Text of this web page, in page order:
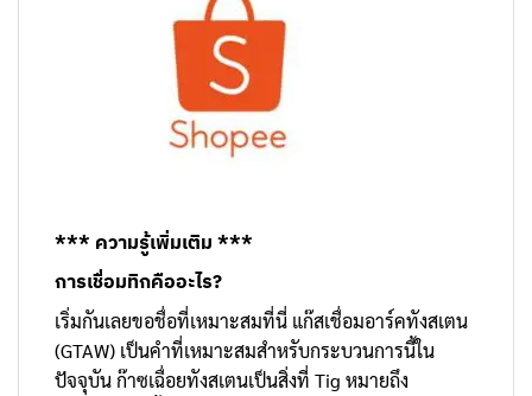
*** ความรู้เพิ่มเติม ***
การเชื่อมทิกคืออะไร?
เริ่มกันเลยขอชื่อที่เหมาะสมที่นี่ แก๊สเชื่อมอาร์คทังสเตน
(GTAW) เป็นคำที่เหมาะสมสำหรับกระบวนการนี้ใน
ปัจจุบัน ก๊าซเฉื่อยทังสเตนเป็นสิ่งที่ Tig หมายถึง